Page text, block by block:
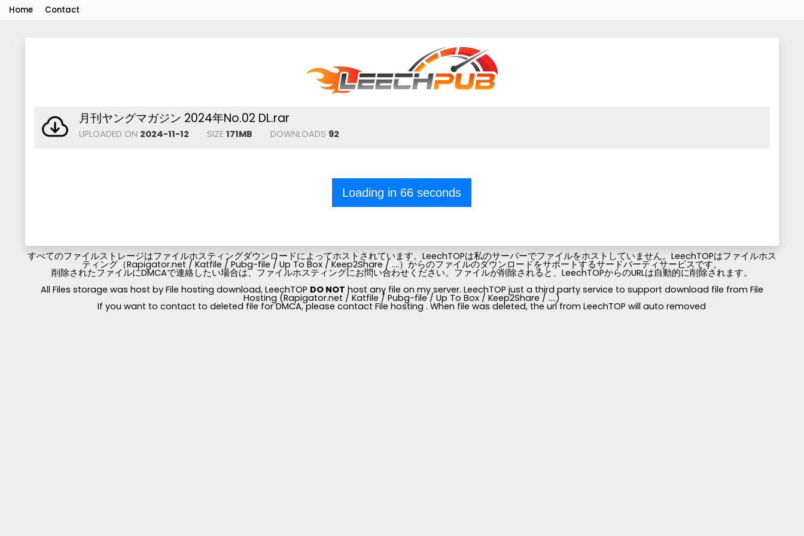
Home Contact
月刊ヤングマガジン 2024年No.02 DL.rar
UPLOADED ON 2024-11-12 SIZE 171MB DOWNLOADS 92
Loading in 66 seconds
すべてのファイルストレージはファイルホスティングダウンロードによってホストされています。LeechTOPは私のサーバーでファイルをホストしていません。LeechTOPはファイルホス
ティング（Rapigator.net / Katfile / Pubg-file / Up To Box / Keep2Share / ....）からのファイルのダウンロードをサポートするサードパーティサービスです。
削除されたファイルにDMCAで連絡したい場合は、ファイルホスティングにお問い合わせください。ファイルが削除されると、LeechTOPからのURLは自動的に削除されます。
All Files storage was host by File hosting download, LeechTOP DO NOT host any file on my server. LeechTOP just a third party service to support download file from File
Hosting (Rapigator.net / Katfile / Pubg-file / Up To Box / Keep2Share / ....)
If you want to contact to deleted file for DMCA, please contact File hosting . When file was deleted, the url from LeechTOP will auto removed